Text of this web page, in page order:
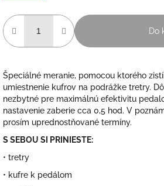
Do
Špeciálné meranie, pomocou ktorého
umiestnenie kufrov na podrážke tretry.
nezbytné pre maximálnú efektivitu
nastavenie zaberie cca 0,5 hod. V
prosím uprednostňované termíny.
S SEBOU SI PRINIESTE:
• tretry
• kufre k pedálom